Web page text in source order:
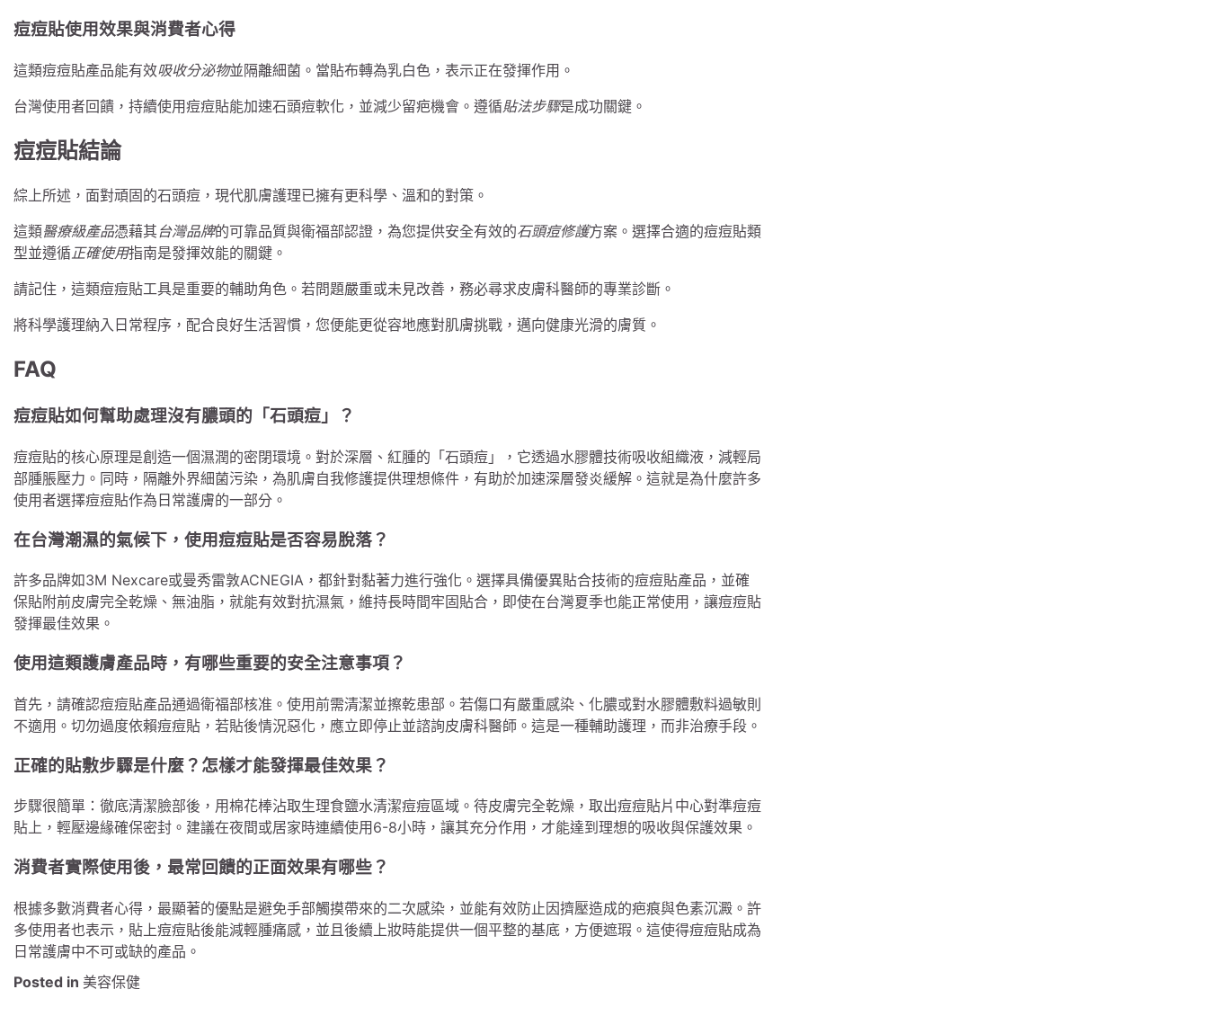
痘痘貼使用效果與消費者心得
這類痘痘貼產品能有效吸收分泌物並隔離細菌。當貼布轉為乳白色，表示正在發揮作用。
台灣使用者回饋，持續使用痘痘貼能加速石頭痘軟化，並減少留疤機會。遵循貼法步驟是成功關鍵。
痘痘貼結論
綜上所述，面對頑固的石頭痘，現代肌膚護理已擁有更科學、溫和的對策。
這類醫療級產品憑藉其台灣品牌的可靠品質與衛福部認證，為您提供安全有效的石頭痘修護方案。選擇合適的痘痘貼類
型並遵循正確使用指南是發揮效能的關鍵。
請記住，這類痘痘貼工具是重要的輔助角色。若問題嚴重或未見改善，務必尋求皮膚科醫師的專業診斷。
將科學護理納入日常程序，配合良好生活習慣，您便能更從容地應對肌膚挑戰，邁向健康光滑的膚質。
FAQ
痘痘貼如何幫助處理沒有膿頭的「石頭痘」？
痘痘貼的核心原理是創造一個濕潤的密閉環境。對於深層、紅腫的「石頭痘」，它透過水膠體技術吸收組織液，減輕局
部腫脹壓力。同時，隔離外界細菌污染，為肌膚自我修護提供理想條件，有助於加速深層發炎緩解。這就是為什麼許多
使用者選擇痘痘貼作為日常護膚的一部分。
在台灣潮濕的氣候下，使用痘痘貼是否容易脫落？
許多品牌如3M Nexcare或曼秀雷敦ACNEGIA，都針對黏著力進行強化。選擇具備優異貼合技術的痘痘貼產品，並確
保貼附前皮膚完全乾燥、無油脂，就能有效對抗濕氣，維持長時間牢固貼合，即使在台灣夏季也能正常使用，讓痘痘貼
發揮最佳效果。
使用這類護膚產品時，有哪些重要的安全注意事項？
首先，請確認痘痘貼產品通過衛福部核准。使用前需清潔並擦乾患部。若傷口有嚴重感染、化膿或對水膠體敷料過敏則
不適用。切勿過度依賴痘痘貼，若貼後情況惡化，應立即停止並諮詢皮膚科醫師。這是一種輔助護理，而非治療手段。
正確的貼敷步驟是什麼？怎樣才能發揮最佳效果？
步驟很簡單：徹底清潔臉部後，用棉花棒沾取生理食鹽水清潔痘痘區域。待皮膚完全乾燥，取出痘痘貼片中心對準痘痘
貼上，輕壓邊緣確保密封。建議在夜間或居家時連續使用6-8小時，讓其充分作用，才能達到理想的吸收與保護效果。
消費者實際使用後，最常回饋的正面效果有哪些？
根據多數消費者心得，最顯著的優點是避免手部觸摸帶來的二次感染，並能有效防止因擠壓造成的疤痕與色素沉澱。許
多使用者也表示，貼上痘痘貼後能減輕腫痛感，並且後續上妝時能提供一個平整的基底，方便遮瑕。這使得痘痘貼成為
日常護膚中不可或缺的產品。
Posted in 美容保健